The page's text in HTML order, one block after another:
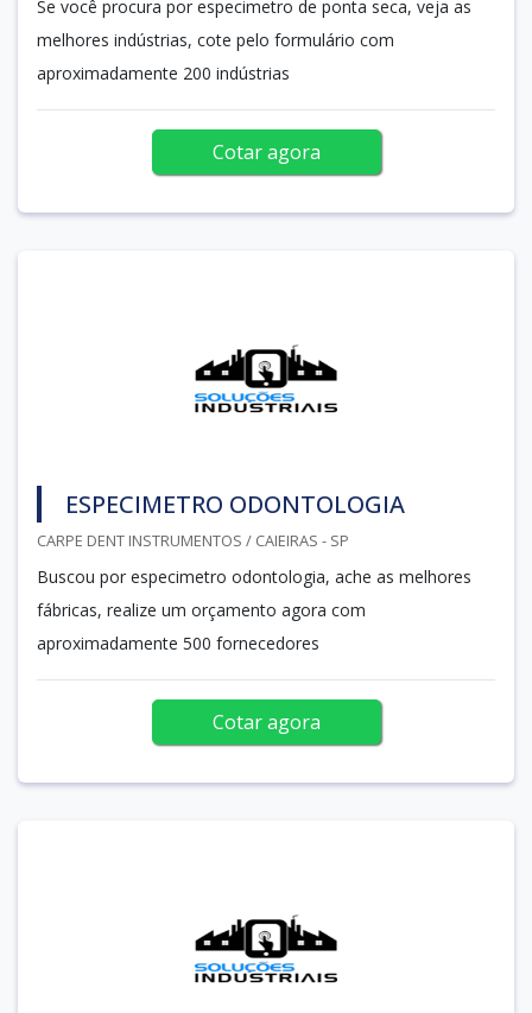
Se você procura por especimetro de ponta seca, veja as
melhores indústrias, cote pelo formulário com
aproximadamente 200 indústrias
Cotar agora
ESPECIMETRO ODONTOLOGIA
CARPE DENT INSTRUMENTOS / CAIEIRAS - SP
Buscou por especimetro odontologia, ache as melhores
fábricas, realize um orçamento agora com
aproximadamente 500 fornecedores
Cotar agora